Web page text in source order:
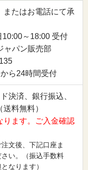
またはお電話にて承
～18:00 受付
ャパン販売部
ら24時間受付
決済、銀行振込、
料無料）
ります。ご入金確認
文後、下記口座ま
い。（振込手数料
なります）